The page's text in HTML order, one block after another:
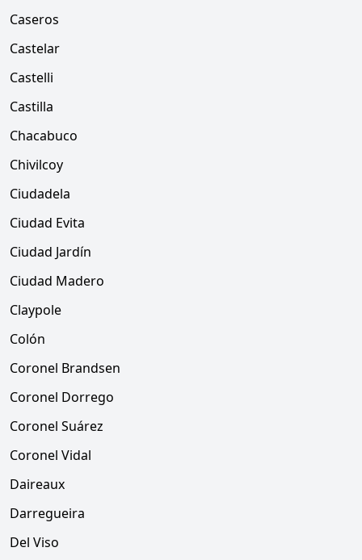
Caseros
Castelar
Castelli
Castilla
Chacabuco
Chivilcoy
Ciudadela
Ciudad Evita
Ciudad Jardín
Ciudad Madero
Claypole
Colón
Coronel Brandsen
Coronel Dorrego
Coronel Suárez
Coronel Vidal
Daireaux
Darregueira
Del Viso